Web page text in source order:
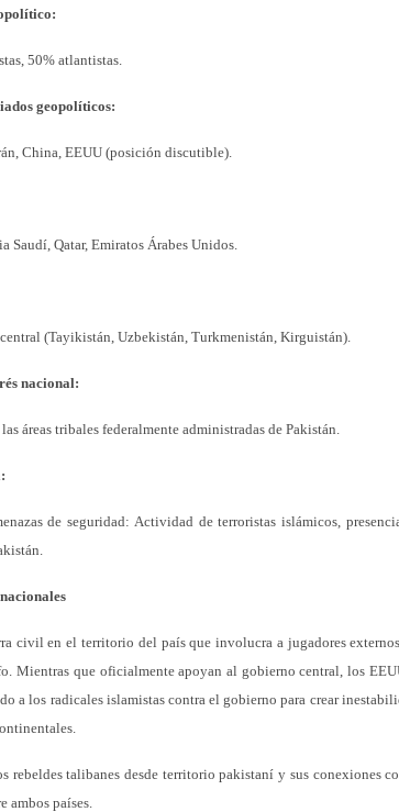
50% atlantistas.
geopolíticos:
China, EEUU (posición discutible).
Saudí, Qatar, Emiratos Árabes Unidos.
central (Tayikistán, Uzbekistán, Turkmenistán, Kirguistán).
nacional:
áreas tribales federalmente administradas de Pakistán.
de seguridad: Actividad de terroristas islámicos,
civil en el territorio del país que involucra a jugadores
Mientras que oficialmente apoyan al gobierno central, los
a los radicales islamistas contra el gobierno para crear
rebeldes talibanes desde territorio pakistaní y sus conexiones
ambos países.